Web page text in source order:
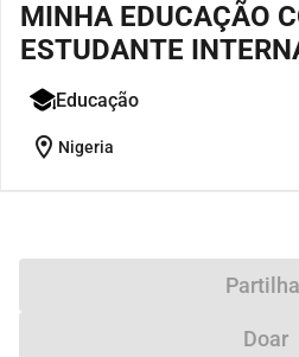
MINHA EDUCAÇÃO
ESTUDANTE
Educação
location_on Nigeria
Doar